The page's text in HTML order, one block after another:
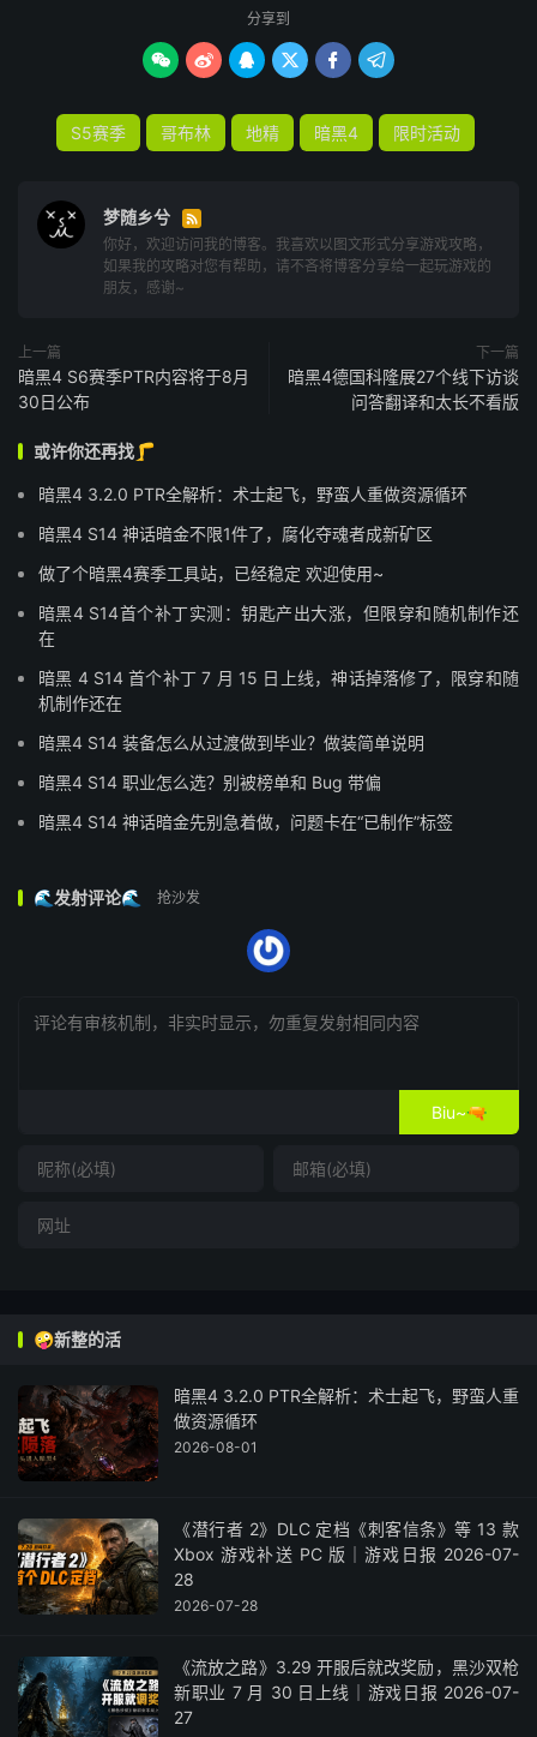
分享到
     
S5赛季 哥布林 地精 暗黑4 限时活动
梦随乡兮 
你好，欢迎访问我的博客。我喜欢以图文形式分享游戏攻略，
如果我的攻略对您有帮助，请不吝将博客分享给一起玩游戏的
朋友，感谢~
上一篇
暗黑4 S6赛季PTR内容将于8月
30日公布
下一篇
暗黑4德国科隆展27个线下访谈
问答翻译和太长不看版
或许你还再找🦵
暗黑4 3.2.0 PTR全解析：术士起飞，野蛮人重做资源循环
暗黑4 S14 神话暗金不限1件了，腐化夺魂者成新矿区
做了个暗黑4赛季工具站，已经稳定 欢迎使用~
暗黑4 S14首个补丁实测：钥匙产出大涨，但限穿和随机制作还
在
暗黑 4 S14 首个补丁 7 月 15 日上线，神话掉落修了，限穿和随
机制作还在
暗黑4 S14 装备怎么从过渡做到毕业？做装简单说明
暗黑4 S14 职业怎么选？别被榜单和 Bug 带偏
暗黑4 S14 神话暗金先别急着做，问题卡在“已制作”标签
🌊发射评论🌊 抢沙发
Biu~🔫
🤪新整的活
暗黑4 3.2.0 PTR全解析：术士起飞，野蛮人重
做资源循环
2026-08-01
《潜行者 2》DLC 定档《刺客信条》等 13 款
Xbox 游戏补送 PC 版｜游戏日报 2026-07-
28
2026-07-28
《流放之路》3.29 开服后就改奖励，黑沙双枪
新职业 7 月 30 日上线｜游戏日报 2026-07-
27